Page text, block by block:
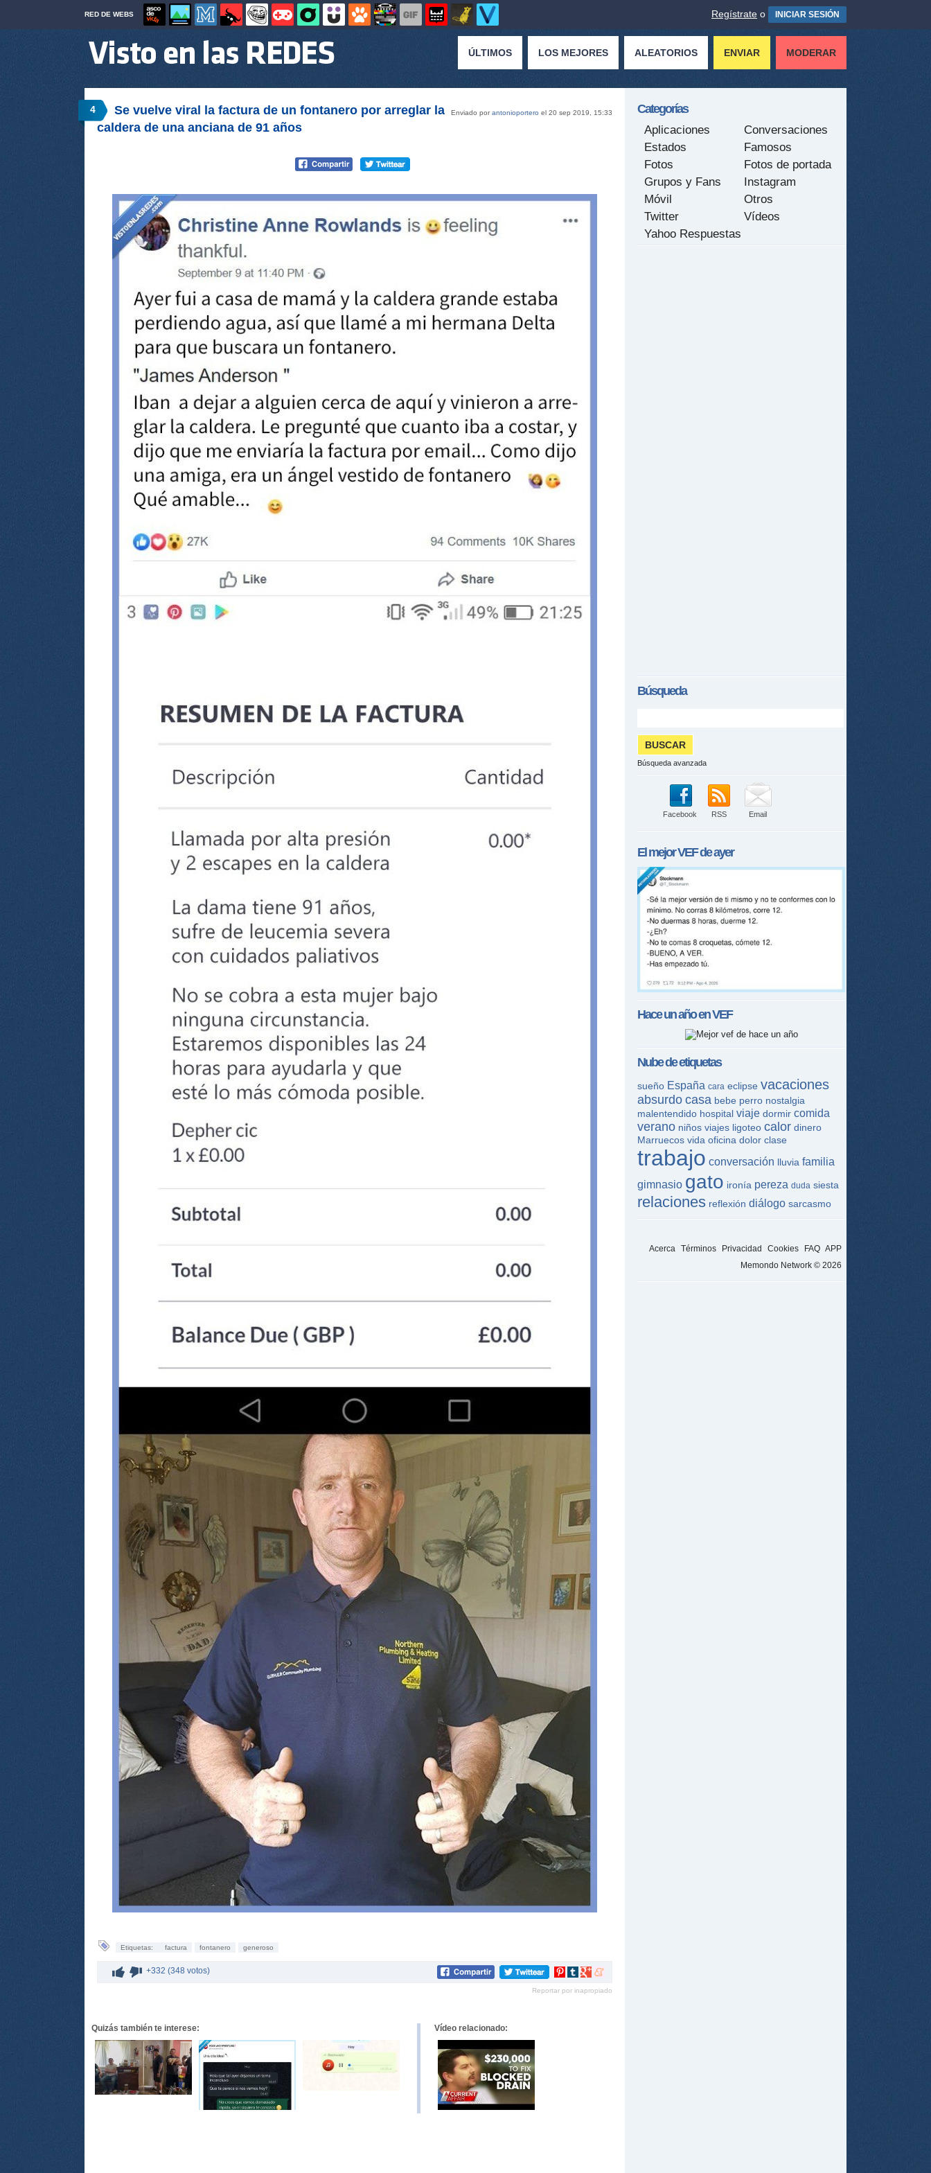
RED DE WEBS Regístrate o INICIAR SESIÓN
ÚLTIMOS LOS MEJORES ALEATORIOS ENVIAR MODERAR
4 Enviado porantonioportero el 20 sep 2019, 15:33
Se vuelve viral la factura de un fontanero por arreglar la
caldera de una anciana de 91 años
Etiquetas: factura fontanero generoso
+332 (348 votos)
Compartir
Pinterest
Compartir
tumblr
Compartir
Google+
Compartir
meneame
Reportar por inapropiado
Quizás también te interese: Vídeo relacionado:
Categorías
Aplicaciones
Conversaciones
Estados
Famosos
Fotos
Fotos de portada
Grupos y Fans
Instagram
Móvil
Otros
Twitter
Vídeos
Yahoo Respuestas
Búsqueda
Búsqueda avanzada
Facebook RSS Email
El mejorVEFde ayer
Hace un año enVEF
Nube de etiquetas
sueño España cara eclipse vacaciones
absurdo casa bebe perro nostalgia
malentendido hospital viaje dormir comida
verano niños viajes ligoteo calor dinero
Marruecos vida oficina dolor clase
trabajo conversación lluvia familia
gimnasio gato ironía pereza duda siesta
relaciones reflexión diálogo sarcasmo
Acerca Términos Privacidad Cookies FAQ APP
Memondo Network © 2026